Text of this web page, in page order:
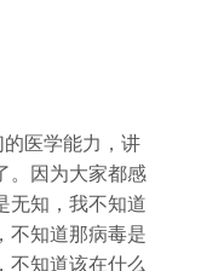
的医学能力，讲
。因为大家都感
无知，我不知道
不知道那病毒是
不知道该在什么